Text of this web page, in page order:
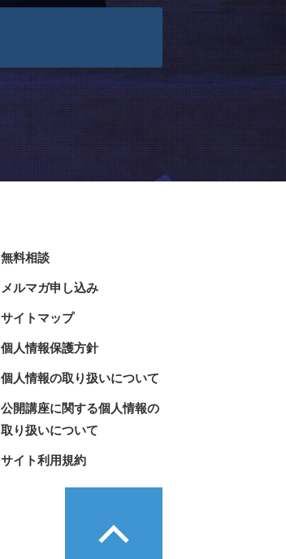
無料相談
メルマガ申し込み
サイトマップ
個人情報保護方針
個人情報の取り扱いについて
公開講座に関する個人情報の
取り扱いについて
サイト利用規約